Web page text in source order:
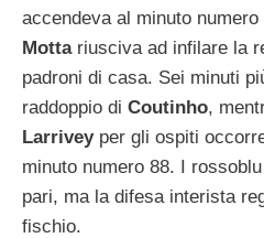
accendeva al minuto numero
Mottariusciva ad infilare la
padroni di casa. Sei minuti
raddoppio di Coutinho,
Larriveyper gli ospiti
minuto numero 88. I
pari, ma la difesa interista
fischio.